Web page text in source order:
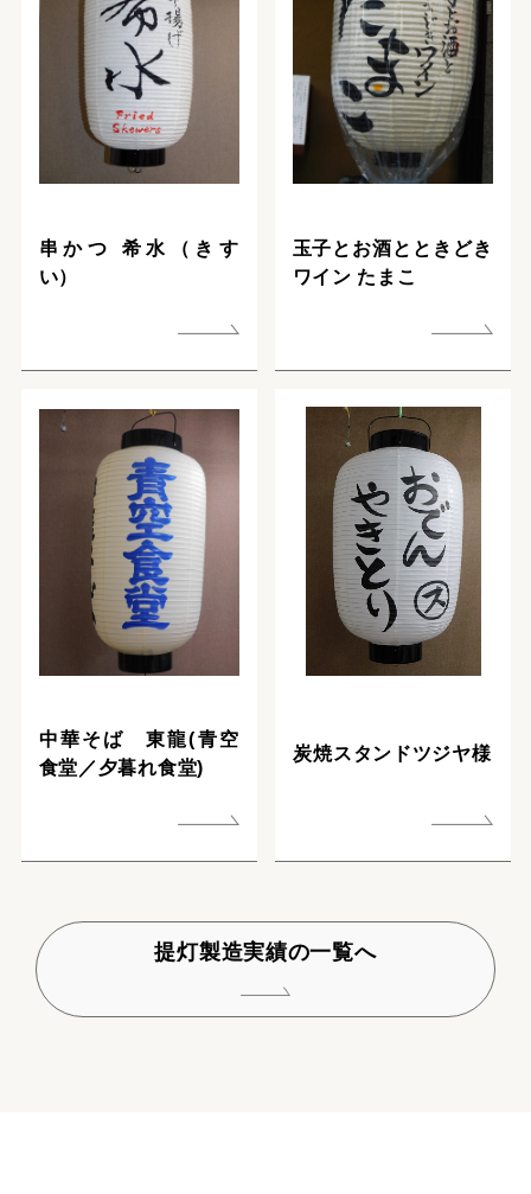
串かつ 希水（きす
い）
玉子とお酒とときどき
ワイン たまこ
中華そば 東龍(青空
食堂／夕暮れ食堂)
炭焼スタンドツジヤ様
提灯製造実績の一覧へ